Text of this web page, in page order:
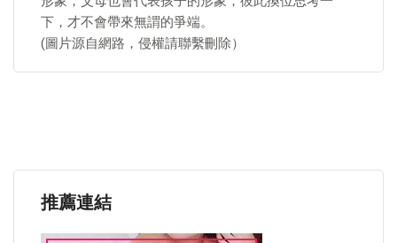
下，才不會帶來無謂的爭端。
(圖片源自網路，侵權請聯繫刪除）
推薦連結